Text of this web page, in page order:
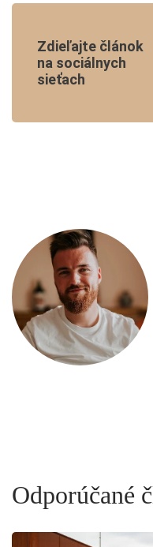
Zdieľajte článok
na sociálnych
sieťach
Odporúčané